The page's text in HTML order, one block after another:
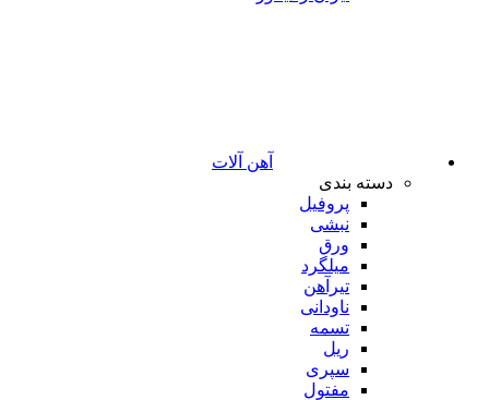
آهن آلات
دسته بندی
پروفیل
نبشی
ورق
میلگرد
تیرآهن
ناودانی
تسمه
ریل
سپری
مفتول